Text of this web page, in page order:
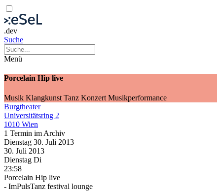
.dev
Suche
Menü
Porcelain Hip live
Musik Klangkunst Tanz Konzert Musikperformance
Burgtheater
Universitätsring 2
1010 Wien
1 Termin im Archiv
Dienstag 30. Juli 2013
30. Juli 2013
Dienstag Di
23:58
Porcelain Hip live
- ImPulsTanz festival lounge